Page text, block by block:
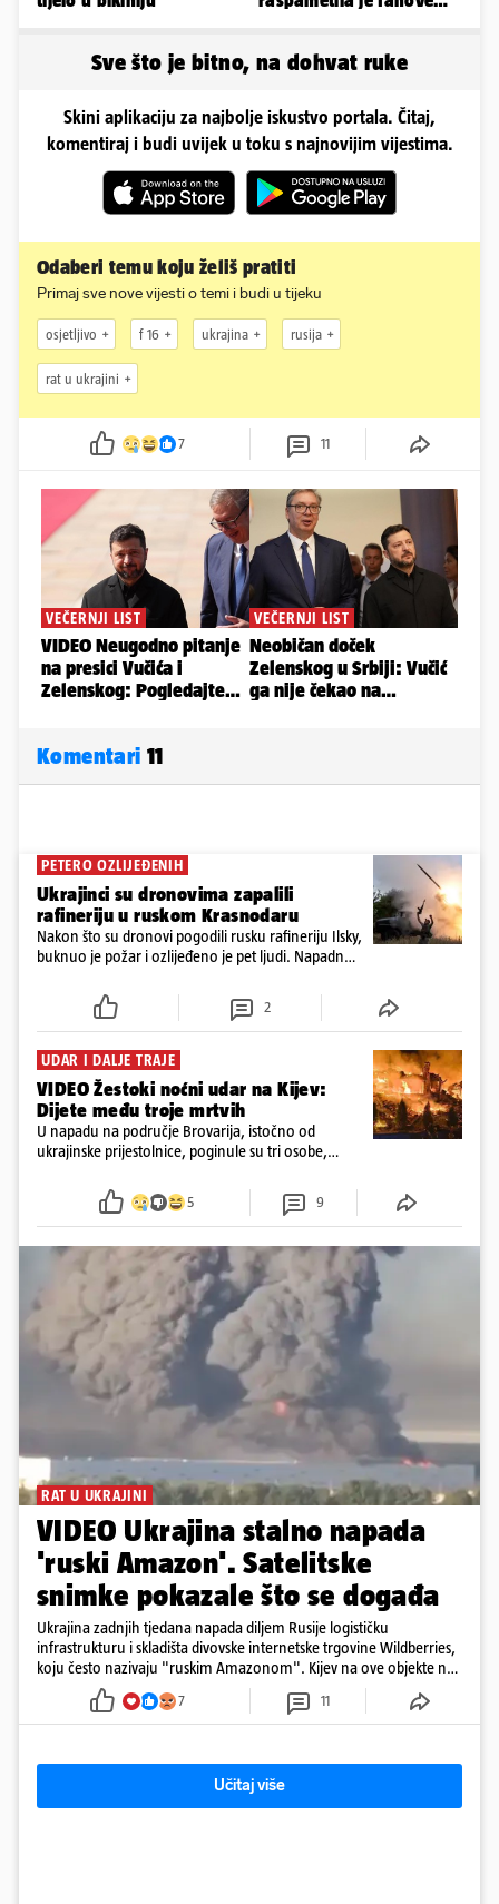
Sve što je bitno, na dohvat ruke
Skini aplikaciju za najbolje iskustvo portala. Čitaj,
komentiraj i budi uvijek u toku s najnovijim vijestima.
Odaberi temu koju želiš pratiti
Primaj sve nove vijesti o temi i budi u tijeku
osjetljivo f 16 ukrajina rusija
rat u ukrajini
7 11
Komentari 11
PETERO OZLIJEĐENIH
Ukrajinci su dronovima zapalili
rafineriju u ruskom Krasnodaru
Nakon što su dronovi pogodili rusku rafineriju Ilsky,
buknuo je požar i ozlijeđeno je pet ljudi. Napadnut
srušila 397 dronova
2
UDAR I DALJE TRAJE
VIDEO Žestoki noćni udar na Kijev:
Dijete među troje mrtvih
U napadu na područje Brovarija, istočno od
ukrajinske prijestolnice, poginule su tri osobe,
5 9
RAT U UKRAJINI
VIDEO Ukrajina stalno napada
'ruski Amazon'. Satelitske
snimke pokazale što se događa
Ukrajina zadnjih tjedana napada diljem Rusije logističku
infrastrukturu i skladišta divovske internetske trgovine Wildberries,
koju često nazivaju "ruskim Amazonom". Kijev na ove objekte ne
gleda samo kao na obična trgovačka skladišta, već tvrdi da ih ruske
snage koriste i za vojne potrebe, odnosno za skladištenje i
distribuciju dijelova za dronove i druge opreme koja se koristi u
bombardiranja ukrajinske poštanske i logističke infrastrukture te
kao način da se ekonomske posljedice rata prenesu dublje na ruski
teritorij i približe običnim građanima.
7 11
Učitaj više